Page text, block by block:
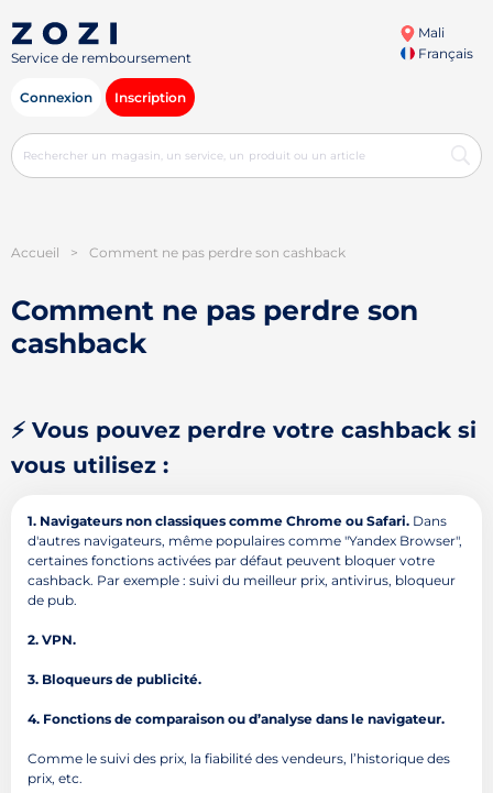
Service de remboursement
Mali
Français
Connexion Inscription
Accueil > Comment ne pas perdre son cashback
Comment ne pas perdre son
cashback
⚡ Vous pouvez perdre votre cashback si
vous utilisez :
1. Navigateurs non classiques comme Chrome ou Safari. Dans
d'autres navigateurs, même populaires comme "Yandex Browser",
certaines fonctions activées par défaut peuvent bloquer votre
cashback. Par exemple : suivi du meilleur prix, antivirus, bloqueur
de pub.
2. VPN.
3. Bloqueurs de publicité.
4. Fonctions de comparaison ou d’analyse dans le navigateur.
Comme le suivi des prix, la fiabilité des vendeurs, l’historique des
prix, etc.